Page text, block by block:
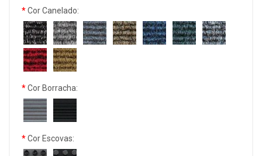
Cor Canelado:
Cor Borracha:
Cor Escovas: